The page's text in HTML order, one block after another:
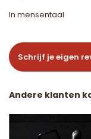
In mensentaal
Schrijf je eigen
Andere klanten